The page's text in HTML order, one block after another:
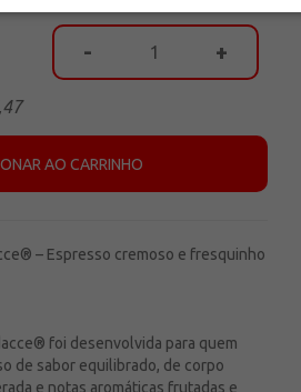
- +
AO CARRINHO
– Espresso cremoso e fresquinho
foi desenvolvida para quem
de sabor equilibrado, de corpo
e notas aromáticas frutadas e